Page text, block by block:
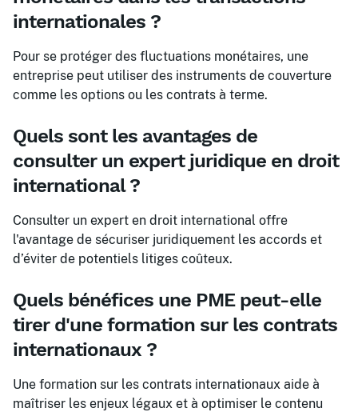
internationales ?
Pour se protéger des fluctuations monétaires, une
entreprise peut utiliser des instruments de couverture
comme les options ou les contrats à terme.
Quels sont les avantages de
consulter un expert juridique en droit
international ?
Consulter un expert en droit international offre
l'avantage de sécuriser juridiquement les accords et
d’éviter de potentiels litiges coûteux.
Quels bénéfices une PME peut-elle
tirer d'une formation sur les contrats
internationaux ?
Une formation sur les contrats internationaux aide à
maîtriser les enjeux légaux et à optimiser le contenu